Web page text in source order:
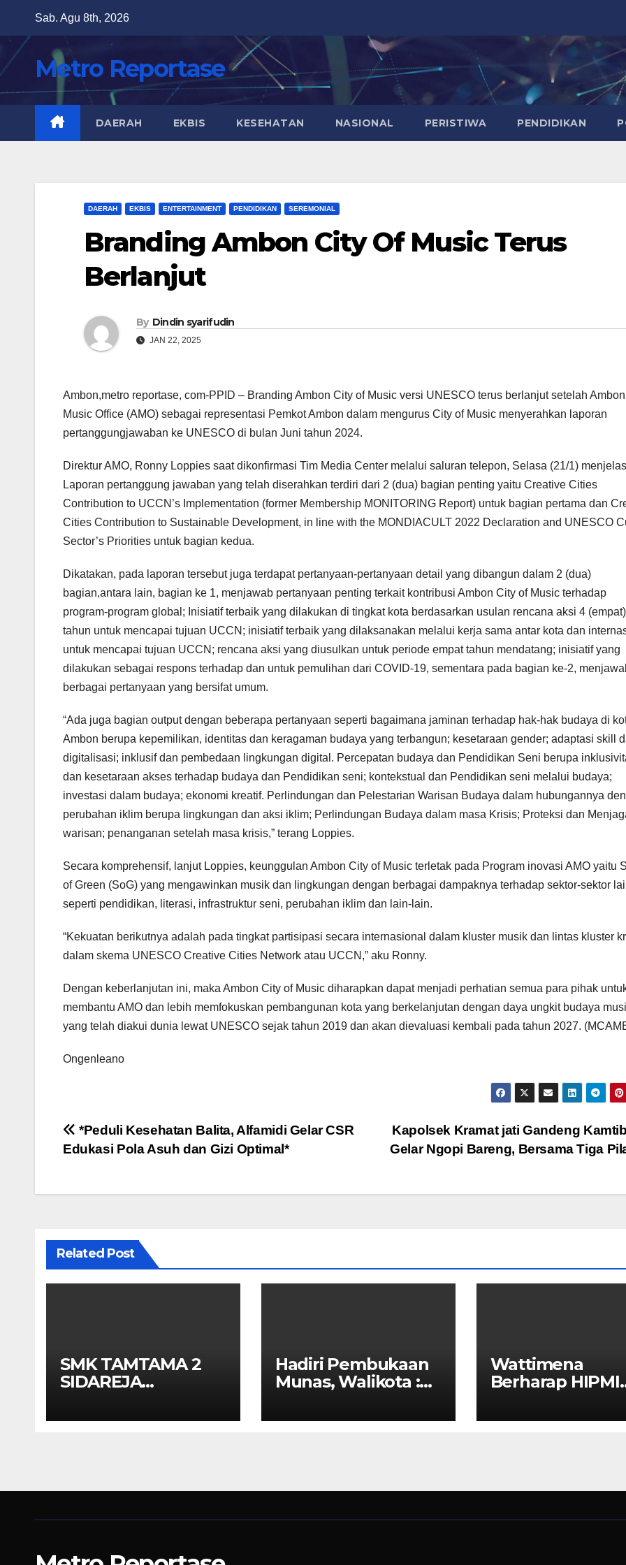
content
Sab. Agu 8th, 2026
Metro Reportase
DAERAH EKBIS KESEHATAN NASIONAL PERISTIWA PENDIDIKAN
DAERAH EKBIS ENTERTAINMENT PENDIDIKAN SEREMONIAL
Branding Ambon City Of Music Terus
Berlanjut
By Dindin syarifudin
JAN 22, 2025
Ambon,metro reportase, com-PPID – Branding Ambon City of Music versi UNESCO terus berlanjut setelah Ambon
Music Office (AMO) sebagai representasi Pemkot Ambon dalam mengurus City of Music menyerahkan laporan
pertanggungjawaban ke UNESCO di bulan Juni tahun 2024.
Direktur AMO, Ronny Loppies saat dikonfirmasi Tim Media Center melalui saluran telepon, Selasa (21/1)
Laporan pertanggung jawaban yang telah diserahkan terdiri dari 2 (dua) bagian penting yaitu Creative Cities
Contribution to UCCN’s Implementation (former Membership MONITORING Report) untuk bagian pertama dan
Cities Contribution to Sustainable Development, in line with the MONDIACULT 2022 Declaration and UNESCO
Sector’s Priorities untuk bagian kedua.
Dikatakan, pada laporan tersebut juga terdapat pertanyaan-pertanyaan detail yang dibangun dalam 2 (dua)
bagian,antara lain, bagian ke 1, menjawab pertanyaan penting terkait kontribusi Ambon City of Music terhadap
program-program global; Inisiatif terbaik yang dilakukan di tingkat kota berdasarkan usulan rencana aksi 4 (empat)
tahun untuk mencapai tujuan UCCN; inisiatif terbaik yang dilaksanakan melalui kerja sama antar kota dan
untuk mencapai tujuan UCCN; rencana aksi yang diusulkan untuk periode empat tahun mendatang; inisiatif yang
dilakukan sebagai respons terhadap dan untuk pemulihan dari COVID-19, sementara pada bagian ke-2,
berbagai pertanyaan yang bersifat umum.
“Ada juga bagian output dengan beberapa pertanyaan seperti bagaimana jaminan terhadap hak-hak budaya di
Ambon berupa kepemilikan, identitas dan keragaman budaya yang terbangun; kesetaraan gender; adaptasi skill
digitalisasi; inklusif dan pembedaan lingkungan digital. Percepatan budaya dan Pendidikan Seni berupa
dan kesetaraan akses terhadap budaya dan Pendidikan seni; kontekstual dan Pendidikan seni melalui budaya;
investasi dalam budaya; ekonomi kreatif. Perlindungan dan Pelestarian Warisan Budaya dalam hubungannya
perubahan iklim berupa lingkungan dan aksi iklim; Perlindungan Budaya dalam masa Krisis; Proteksi dan
warisan; penanganan setelah masa krisis,” terang Loppies.
Secara komprehensif, lanjut Loppies, keunggulan Ambon City of Music terletak pada Program inovasi AMO yaitu
of Green (SoG) yang mengawinkan musik dan lingkungan dengan berbagai dampaknya terhadap sektor-sektor
seperti pendidikan, literasi, infrastruktur seni, perubahan iklim dan lain-lain.
“Kekuatan berikutnya adalah pada tingkat partisipasi secara internasional dalam kluster musik dan lintas kluster
dalam skema UNESCO Creative Cities Network atau UCCN,” aku Ronny.
Dengan keberlanjutan ini, maka Ambon City of Music diharapkan dapat menjadi perhatian semua para pihak
membantu AMO dan lebih memfokuskan pembangunan kota yang berkelanjutan dengan daya ungkit budaya
yang telah diakui dunia lewat UNESCO sejak tahun 2019 dan akan dievaluasi kembali pada tahun 2027.
Ongenleano
Navigasi
Kapolsek Kramat jati Gandeng
Gelar Ngopi Bareng, Bersama Tiga
*Peduli Kesehatan Balita, Alfamidi Gelar CSR
Edukasi Pola Asuh dan Gizi Optimal*
Related Post
SMK TAMTAMA 2
SIDAREJA
SISWA SETELAH UN
Hadiri Pembukaan
Munas, Walikota :
Kolaborasi Antar
Wattimena
Berharap HIPMI
Kerja Sama
Ekonomi Di Kota